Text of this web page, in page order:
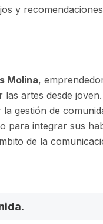
y recomendaciones
Molina,
artes desde
gestión de
para integrar sus
de la